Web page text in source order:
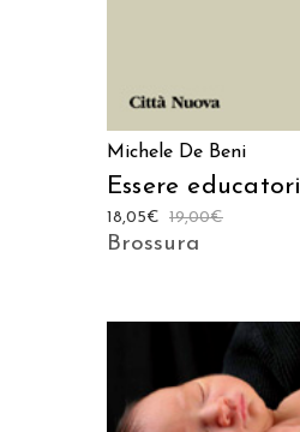
Michele De Beni
Essere educatori
19,00€
18,05€
Brossura